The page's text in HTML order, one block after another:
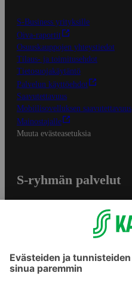
S-Business yrityksille
Oiva-raportit
Osuuskauppojen yhteystiedot
Tilaus- ja toimitusehdot
Tietosuojakäytäntö
Palvelun käyttöehdot
Saavutettavuus
Mobiilisovelluksen saavutettavuus
Mainostajalle
Muuta evästeasetuksia
S-ryhmän palvelut
Yhteishyvä Ruoka -sovellus
S-ostoslista -sovellus
Prisma.fi